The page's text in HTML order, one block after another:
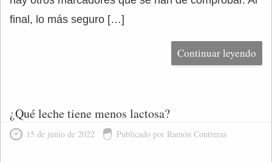
final, lo más seguro […]
Continuar leyendo
¿Qué leche tiene menos lactosa?
15 de junio de 2022 Publicado por Ramón Contreras